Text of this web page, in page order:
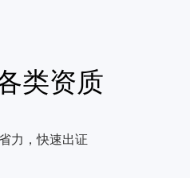
类资质
力，快速出证